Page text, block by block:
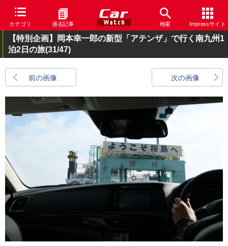
カテゴリ 過去記事 検索 Impressサイト
【特別企画】岡本幸一郎の新型「アテンザ」で行く南九州1
泊2日の旅(31/47)
前の画像 次の画像